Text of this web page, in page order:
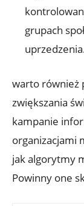
grupach
warto również
zwiększania
kampanie
organizacjami
jak algorytmy
Powinny one